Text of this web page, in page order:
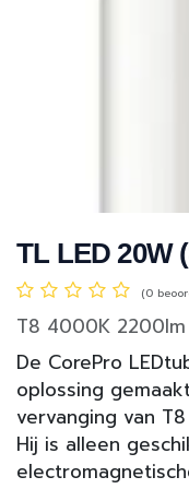
TL LED 20W
(0
T8 4000K 2200lm
De CorePro
oplossing
vervanging van
Hij is alleen